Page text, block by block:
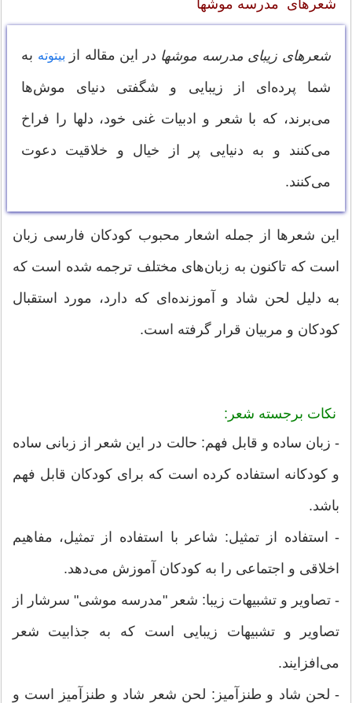
شعرهای مدرسه موشها
شعرهای زیبای مدرسه موشها در این مقاله از بیتوته به
شما پرده‌ای از زیبایی و شگفتی دنیای موش‌ها
می‌برند، که با شعر و ادبیات غنی خود، دلها را فراخ
می‌کنند و به دنیایی پر از خیال و خلاقیت دعوت
می‌کنند.
این شعرها از جمله اشعار محبوب کودکان فارسی زبان
است که تاکنون به زبان‌های مختلف ترجمه شده است که
به دلیل لحن شاد و آموزنده‌ای که دارد، مورد استقبال
کودکان و مربیان قرار گرفته است.
نکات برجسته شعر:
- زبان ساده و قابل فهم: حالت در این شعر از زبانی ساده
و کودکانه استفاده کرده است که برای کودکان قابل فهم
باشد.
- استفاده از تمثیل: شاعر با استفاده از تمثیل، مفاهیم
اخلاقی و اجتماعی را به کودکان آموزش می‌دهد.
- تصاویر و تشبیهات زیبا: شعر "مدرسه موشی" سرشار از
تصاویر و تشبیهات زیبایی است که به جذابیت شعر
می‌افزایند.
- لحن شاد و طنزآمیز: لحن شعر شاد و طنزآمیز است و